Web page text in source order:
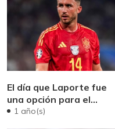
El día que Laporte fue
una opción para el
Madrid
1 año(s)